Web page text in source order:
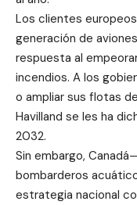
Los clientes
generación de
respuesta al
incendios. A los
o ampliar sus flotas
Havilland se les ha
2032.
Sin embargo,
bombarderos
estrategia nacional